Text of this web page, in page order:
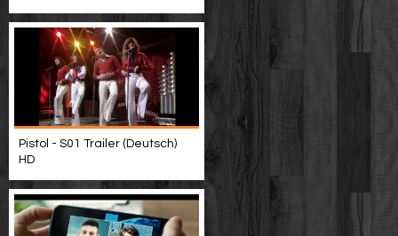
Pistol - S01 Trailer (Deutsch)
HD